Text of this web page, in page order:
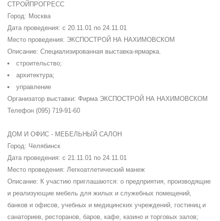
СТРОЙПРОГРЕСС
Город: Москва
Дата проведения: с 20.11.01 по 24.11.01
Место проведения: ЭКСПОСТРОЙ НА НАХИМОВСКОМ
Описание: Специализированная выставка-ярмарка.
строительство;
архитектура;
управление
Организатор выставки: Фирма ЭКСПОСТРОЙ НА НАХИМОВСКОМ
Телефон (095) 719-91-60
ДОМ И ОФИС - МЕБЕЛЬНЫЙ САЛОН
Город: Челябинск
Дата проведения: с 21.11.01 по 24.11.01
Место проведения: Легкоатлетический манеж
Описание: К участию приглашаются: o предприятия, производящие
и реализующие мебель для жилых и служебных помещений,
банков и офисов, учебных и медицинских учреждений, гостиниц и
санаториев, ресторанов, баров, кафе, казино и торговых залов;